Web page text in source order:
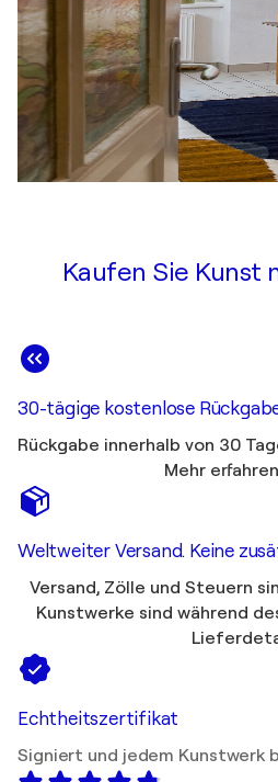
Kaufen Sie Kunst
30-tägige kostenlose
Rückgabe innerhalb von 30
Mehr erfahren
Weltweiter Versand. Keine
Versand, Zölle und Steuern
Kunstwerke sind während
Echtheitszertifikat
Signiert und jedem Kunstwerk